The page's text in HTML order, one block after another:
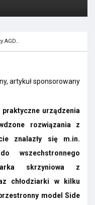
AGD…
artykuł sponsorowany
praktyczne urządzenia
rozwiązania z
znalazły się m.in.
wszechstronnego
skrzyniowa z
chłodziarki w kilku
model Side